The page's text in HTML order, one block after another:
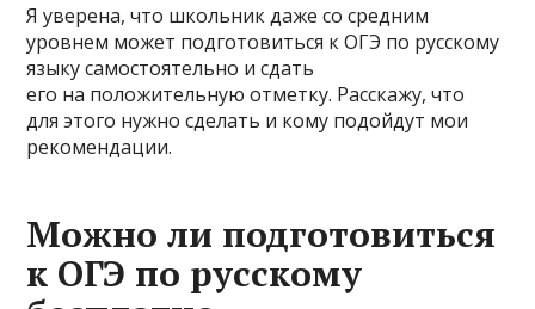
Я уверена, что школьник даже со средним
уровнем может подготовиться к ОГЭ по русскому
языку самостоятельно и сдать
его на положительную отметку. Расскажу, что
для этого нужно сделать и кому подойдут мои
рекомендации.
Можно ли подготовиться
к ОГЭ по русскому